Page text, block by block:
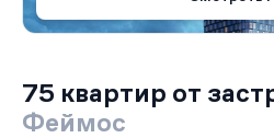
75 квартир от
Феймос